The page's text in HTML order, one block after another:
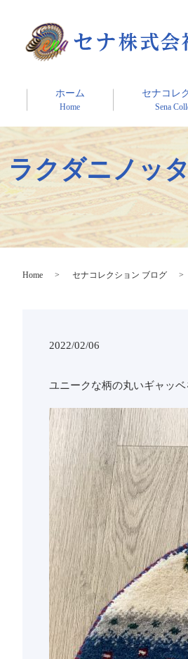
ホーム
Home
セナコレ
Sena
ラクダニノッ
Home セナコレクション ブログ
2022/02/06
ユニークな柄の丸いギャッベ